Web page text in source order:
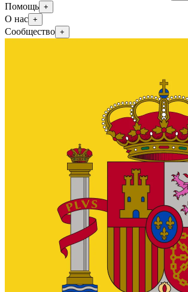
Помощь +
О нас +
Сообщество +